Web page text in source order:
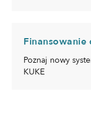
Finansowanie
Poznaj nowy
KUKE